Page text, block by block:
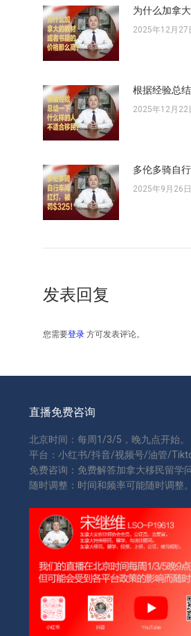
为什么加拿
2025年12月27
根据经验总
2025年12月22
多伦多骑自
2025年9月26日
发表回复
您需要登录 方可发表评论。
直播免费咨询
北京时间：每周1/3/5，晚九点开始。
平台：小红书/抖音/视频号/油管/
免费咨询：免费解答加拿大移民留学问
随时调整：时间和频率可能随时调整。